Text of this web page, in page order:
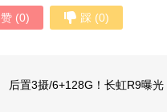
赞 (0) 踩 (0)
后置3摄/6+128G！长虹R9曝光